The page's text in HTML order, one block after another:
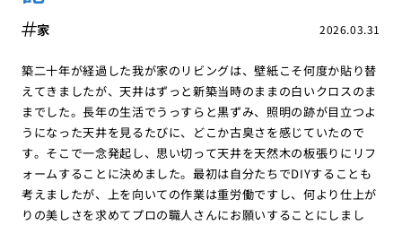
2026.03.31
家
築二十年が経過した我が家のリビングは、壁紙こそ何度か貼り替
えてきましたが、天井はずっと新築当時のままの白いクロスのま
までした。長年の生活でうっすらと黒ずみ、照明の跡が目立つよ
うになった天井を見るたびに、どこか古臭さを感じていたので
す。そこで一念発起し、思い切って天井を天然木の板張りにリフ
ォームすることに決めました。最初は自分たちでDIYすることも
考えましたが、上を向いての作業は重労働ですし、何より仕上が
りの美しさを求めてプロの職人さんにお願いすることにしまし